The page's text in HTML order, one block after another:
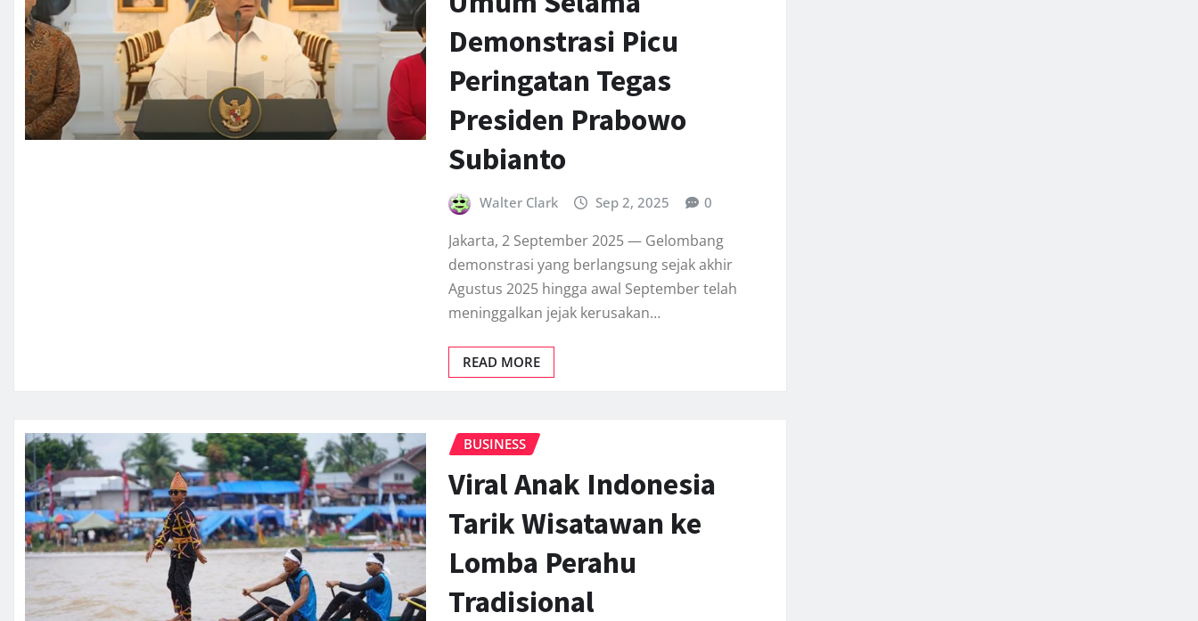
Demonstrasi Picu
Peringatan Tegas
Presiden Prabowo
Subianto
Walter Clark Sep 2, 2025 0
Jakarta, 2 September 2025 — Gelombang
demonstrasi yang berlangsung sejak akhir
Agustus 2025 hingga awal September telah
meninggalkan jejak kerusakan…
READ MORE
BUSINESS
Viral Anak Indonesia
Tarik Wisatawan ke
Lomba Perahu
Tradisional